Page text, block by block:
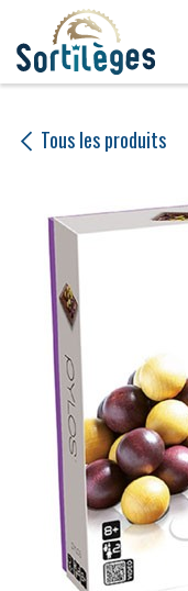
Se rendre au contenu
Tous les produits